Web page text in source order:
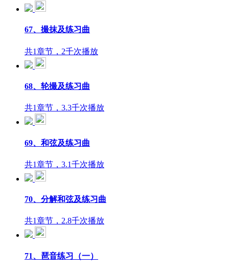
67、撮抹及练习曲
共1章节，2千次播放
68、轮撮及练习曲
共1章节，3.3千次播放
69、和弦及练习曲
共1章节，3.1千次播放
70、分解和弦及练习曲
共1章节，2.8千次播放
71、琶音练习（一）